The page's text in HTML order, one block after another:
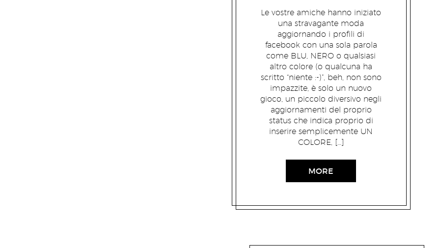
Le vostre amiche hanno iniziato
una stravagante moda
aggiornando i profili di
facebook con una sola parola
come BLU, NERO o qualsiasi
altro colore (o qualcuna ha
scritto “niente :-)”, beh, non sono
impazzite, è solo un nuovo
gioco, un piccolo diversivo negli
aggiornamenti del proprio
status che indica proprio di
inserire semplicemente UN
COLORE, […]
MORE